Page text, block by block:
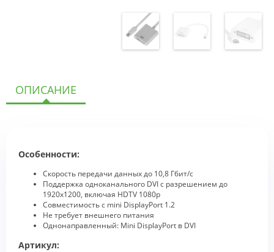
ОПИСАНИЕ
Особенности:
Скорость передачи данных до 10,8 Гбит/с
Поддержка одноканального DVI с разрешением до
1920x1200, включая HDTV 1080p
Совместимость с mini DisplayPort 1.2
Не требует внешнего питания
Однонаправленный: Mini DisplayPort в DVI
Артикул: